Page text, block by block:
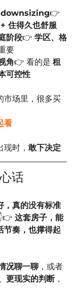
downsizing👉
住得久也舒服
阶段👉 学区、格
要
角👉 看的是 租
可控性
市场里，很多买
看
时， 敢下决定
话
，真的没有标准
这套房子，能
节奏，也撑得起
况聊一聊 ，或者
更现实的判断，